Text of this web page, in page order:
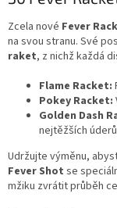
Zcela nové Fever
na svou stranu. Své
raket, z nichž každá
Flame Racket:
Pokey Racket:
Golden Dash
nejtěžších úderů
Udržujte výměnu,
Fever Shot se
mžiku zvrátit průběh